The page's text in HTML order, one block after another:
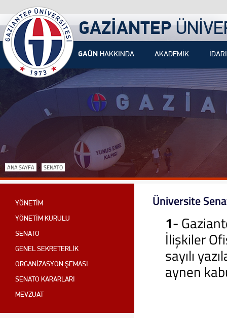
GAZİANTEP
GAÜN HAKKINDA AKADEMİK İDARİ
ANA SAYFA › SENATO
YÖNETİM
YÖNETİM KURULU
SENATO
GENEL SEKRETERLİK
ORGANİZASYON ŞEMASI
SENATO KARARLARI
MEVZUAT
Üniversite
1-
İlişkiler
sayılı
aynen